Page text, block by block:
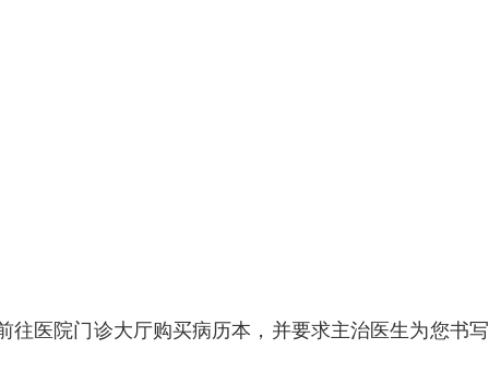
医院门诊大厅购买病历本，并要求主治医生为您书